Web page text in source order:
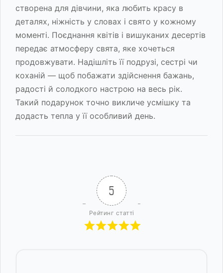
створена для дівчини, яка любить красу в
деталях, ніжність у словах і свято у кожному
моменті. Поєднання квітів і вишуканих десертів
передає атмосферу свята, яке хочеться
продовжувати. Надішліть її подрузі, сестрі чи
коханій — щоб побажати здійснення бажань,
радості й солодкого настрою на весь рік.
Такий подарунок точно викличе усмішку та
додасть тепла у її особливий день.
5
Рейтинг статті